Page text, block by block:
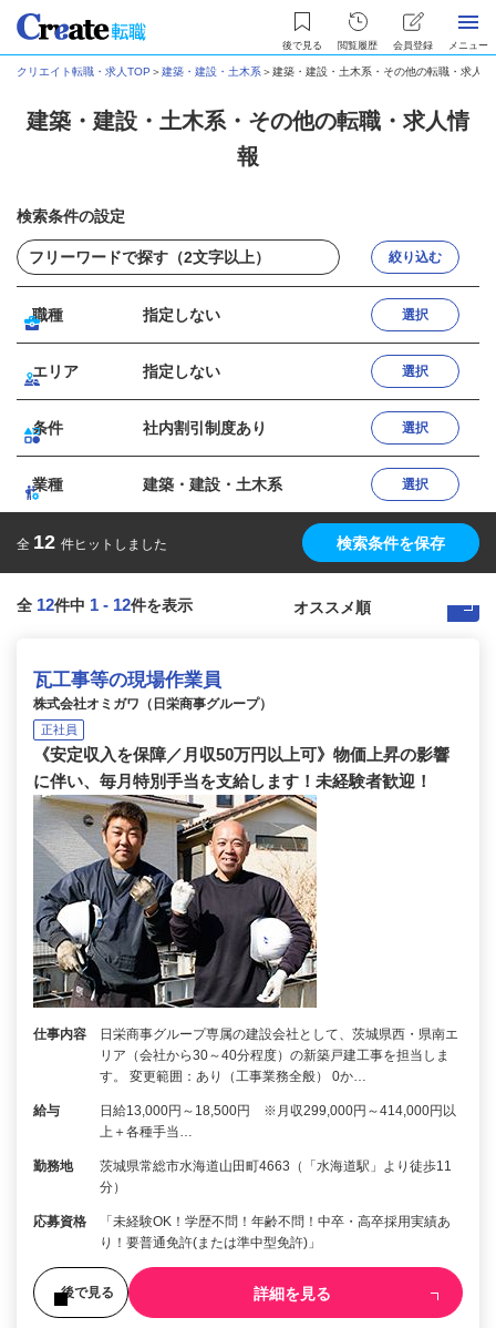
後で見る 閲覧履歴 会員登録 メニュー
クリエイト転職・求人TOP ＞建築・建設・土木系＞建築・建設・土木系・その他の転職・求人情
建築・建設・土木系・その他の転職・求人情
報
検索条件の設定
絞り込む
職種 指定しない 選択
エリア 指定しない 選択
条件 社内割引制度あり 選択
業種 建築・建設・土木系 選択
全 12 件ヒットしました 検索条件を保存
全 12件中 1 - 12件を表示
瓦工事等の現場作業員
株式会社オミガワ（日栄商事グループ）
正社員
《安定収入を保障／月収50万円以上可》物価上昇の影響
に伴い、毎月特別手当を支給します！未経験者歓迎！
仕事内容
日栄商事グループ専属の建設会社として、茨城県西・県南エ
リア（会社から30～40分程度）の新築戸建工事を担当しま
す。 変更範囲：あり（工事業務全般） 0か…
給与
日給13,000円～18,500円 ※月収299,000円～414,000円以
上＋各種手当…
勤務地
茨城県常総市水海道山田町4663（「水海道駅」より徒歩11
分）
応募資格
「未経験OK！学歴不問！年齢不問！中卒・高卒採用実績あ
り！要普通免許(または準中型免許)」
後で見る 詳細を見る